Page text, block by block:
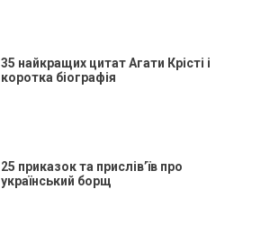
35 найкращих цитат Агати Крісті і
коротка біографія
25 приказок та прислів’їв про
український борщ